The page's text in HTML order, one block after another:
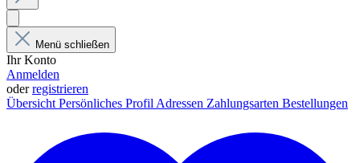
Menü schließen
Ihr Konto
Anmelden
oderregistrieren
Übersicht Persönliches Profil Adressen Zahlungsarten Bestellungen